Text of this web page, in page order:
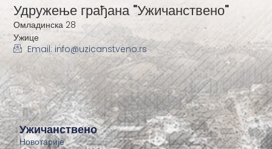
Ужичанствено
Новотарије
Удружење грађана "Ужичанствено"
Омладинска 28
Ужице
Email: info@uzicanstveno.rs